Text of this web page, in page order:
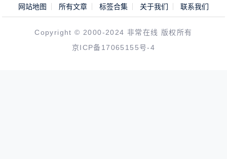
网站地图 所有文章 标签合集 关于我们 联系我们
Copyright © 2000-2024 非常在线 版权所有
京ICP备17065155号-4